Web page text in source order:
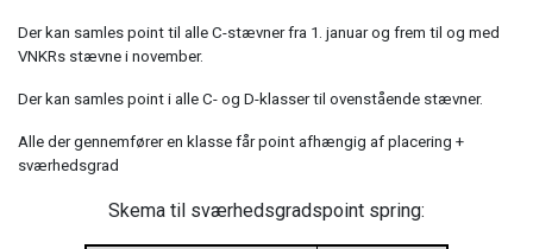
Der kan samles point til alle C-stævner fra 1. januar og frem til og med
VNKRs stævne i november.
Der kan samles point i alle C- og D-klasser til ovenstående stævner.
Alle der gennemfører en klasse får point afhængig af placering +
sværhedsgrad
Skema til sværhedsgradspoint spring: